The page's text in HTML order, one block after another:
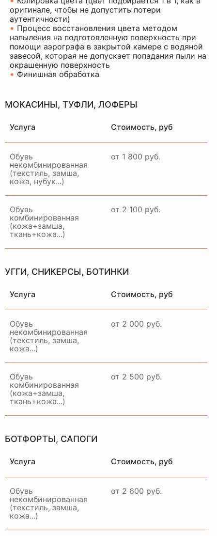
оригинале, чтобы не допустить потери
аутентичности)
• Процесс восстановления цвета методом
напыления на подготовленную поверхность при
помощи аэрографа в закрытой камере с водяной
завесой, которая не допускает попадания пыли на
окрашенную поверхность
• Финишная обработка
МОКАСИНЫ, ТУФЛИ, ЛОФЕРЫ
Услуга Стоимость, руб
Обувь
некомбинированная
(текстиль, замша,
кожа, нубук...)
от 1 800 руб.
Обувь
комбинированная
(кожа+замша,
ткань+кожа...)
от 2 100 руб.
УГГИ, СНИКЕРСЫ, БОТИНКИ
Услуга Стоимость, руб
Обувь
некомбинированная
(текстиль, замша,
кожа...)
от 2 000 руб.
Обувь
комбинированная
(кожа+замша,
ткань+кожа...)
от 2 500 руб.
БОТФОРТЫ, САПОГИ
Услуга Стоимость, руб
Обувь
некомбинированная
(текстиль, замша,
кожа...)
от 2 600 руб.
НАШ
ДОСТАВКИ
РАБОТАЕТ ПО ВСЕЙ
МОСКВЕ И МО
Примем ваше изделие,
время и место